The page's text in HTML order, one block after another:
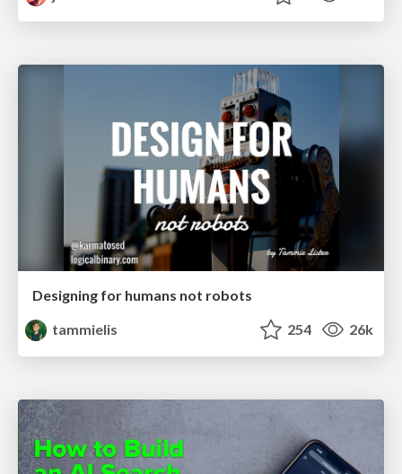
Designing for humans not robots
tammielis
254 26k